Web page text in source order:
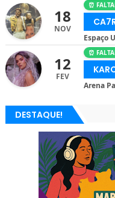
18
NOV
⏰
Espaço
12
FEV
⏰
Arena
DESTAQUE!